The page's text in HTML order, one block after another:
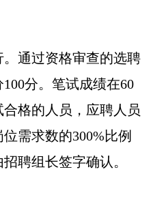
通过资格审查的选聘
分。笔试成绩在60
格的人员，应聘人员
需求数的300%比例
聘组长签字确认。